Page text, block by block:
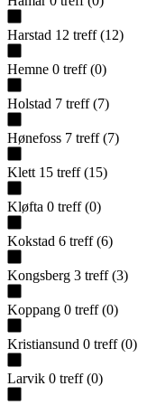
Harstad 12 treff (12)
Hemne 0 treff (0)
Holstad 7 treff (7)
Hønefoss 7 treff (7)
Klett 15 treff (15)
Kløfta 0 treff (0)
Kokstad 6 treff (6)
Kongsberg 3 treff (3)
Koppang 0 treff (0)
Kristiansund 0 treff (0)
Larvik 0 treff (0)